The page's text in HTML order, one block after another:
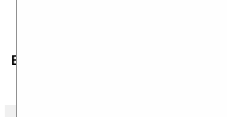
Ваше мнение будет первым.